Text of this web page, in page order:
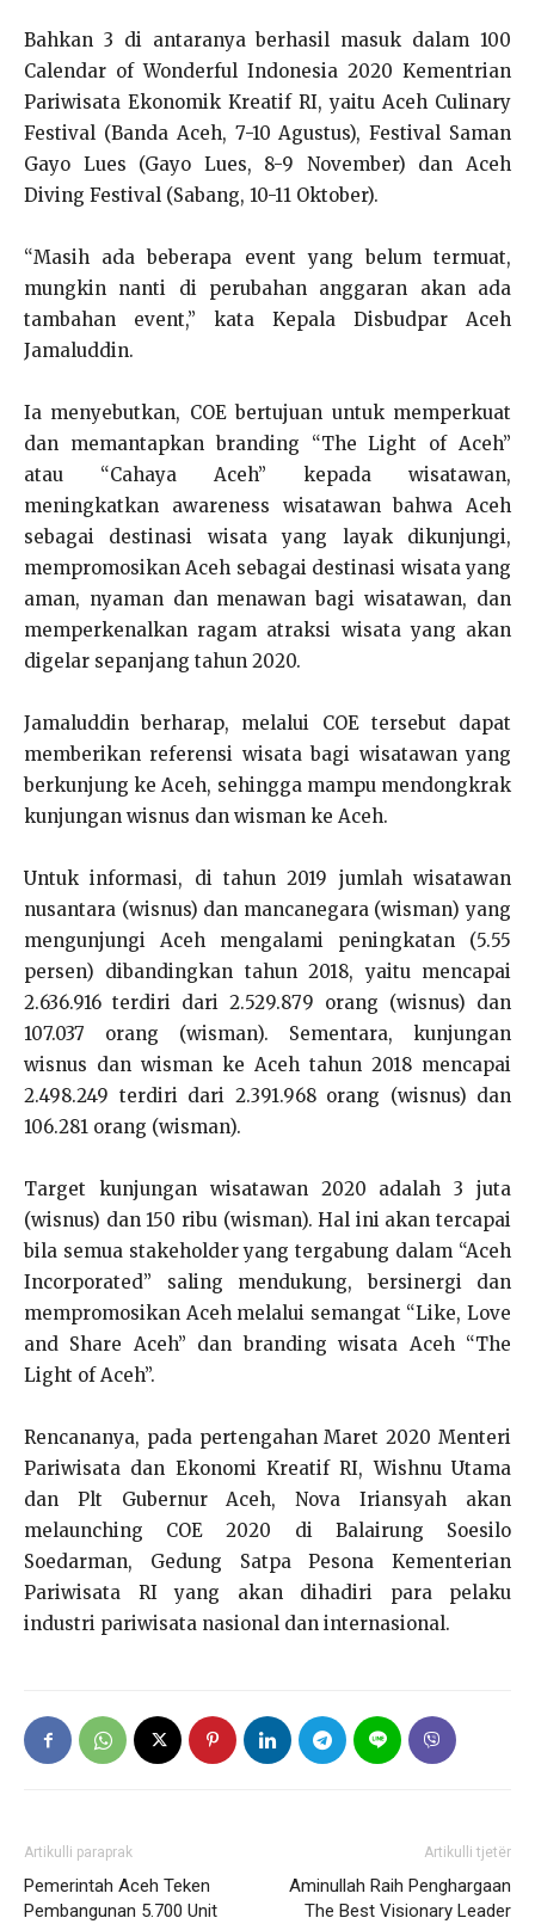
Bahkan 3 di antaranya berhasil masuk dalam 100
Calendar of Wonderful Indonesia 2020 Kementrian
Pariwisata Ekonomik Kreatif RI, yaitu Aceh Culinary
Festival (Banda Aceh, 7-10 Agustus), Festival Saman
Gayo Lues (Gayo Lues, 8-9 November) dan Aceh
Diving Festival (Sabang, 10-11 Oktober).
“Masih ada beberapa event yang belum termuat,
mungkin nanti di perubahan anggaran akan ada
tambahan event,” kata Kepala Disbudpar Aceh
Jamaluddin.
Ia menyebutkan, COE bertujuan untuk memperkuat
dan memantapkan branding “The Light of Aceh”
atau “Cahaya Aceh” kepada wisatawan,
meningkatkan awareness wisatawan bahwa Aceh
sebagai destinasi wisata yang layak dikunjungi,
mempromosikan Aceh sebagai destinasi wisata yang
aman, nyaman dan menawan bagi wisatawan, dan
memperkenalkan ragam atraksi wisata yang akan
digelar sepanjang tahun 2020.
Jamaluddin berharap, melalui COE tersebut dapat
memberikan referensi wisata bagi wisatawan yang
berkunjung ke Aceh, sehingga mampu mendongkrak
kunjungan wisnus dan wisman ke Aceh.
Untuk informasi, di tahun 2019 jumlah wisatawan
nusantara (wisnus) dan mancanegara (wisman) yang
mengunjungi Aceh mengalami peningkatan (5.55
persen) dibandingkan tahun 2018, yaitu mencapai
2.636.916 terdiri dari 2.529.879 orang (wisnus) dan
107.037 orang (wisman). Sementara, kunjungan
wisnus dan wisman ke Aceh tahun 2018 mencapai
2.498.249 terdiri dari 2.391.968 orang (wisnus) dan
106.281 orang (wisman).
Target kunjungan wisatawan 2020 adalah 3 juta
(wisnus) dan 150 ribu (wisman). Hal ini akan tercapai
bila semua stakeholder yang tergabung dalam “Aceh
Incorporated” saling mendukung, bersinergi dan
mempromosikan Aceh melalui semangat “Like, Love
and Share Aceh” dan branding wisata Aceh “The
Light of Aceh”.
Rencananya, pada pertengahan Maret 2020 Menteri
Pariwisata dan Ekonomi Kreatif RI, Wishnu Utama
dan Plt Gubernur Aceh, Nova Iriansyah akan
melaunching COE 2020 di Balairung Soesilo
Soedarman, Gedung Satpa Pesona Kementerian
Pariwisata RI yang akan dihadiri para pelaku
industri pariwisata nasional dan internasional.
Artikulli paraprak
Pemerintah Aceh Teken
Pembangunan 5.700 Unit
Artikulli tjetër
Aminullah Raih Penghargaan
The Best Visionary Leader